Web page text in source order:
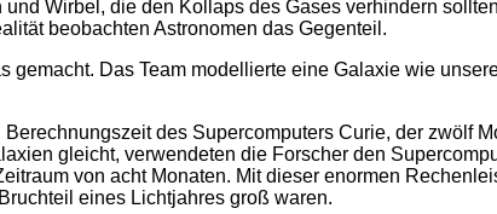
Wirbel, die den Kollaps des Gases verhindern
beobachten Astronomen das Gegenteil.
Das Team modellierte eine Galaxie wie
des Supercomputers Curie, der zwölf
gleicht, verwendeten die Forscher den
von acht Monaten. Mit dieser enormen
eines Lichtjahres groß waren.